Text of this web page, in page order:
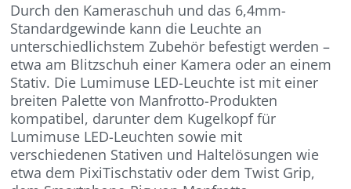
Durch den Kameraschuh und das 6,4mm-
Standardgewinde kann die Leuchte an
unterschiedlichstem Zubehör befestigt werden –
etwa am Blitzschuh einer Kamera oder an einem
Stativ. Die Lumimuse LED-Leuchte ist mit einer
breiten Palette von Manfrotto-Produkten
kompatibel, darunter dem Kugelkopf für
Lumimuse LED-Leuchten sowie mit
verschiedenen Stativen und Haltelösungen wie
etwa dem PixiTischstativ oder dem Twist Grip,